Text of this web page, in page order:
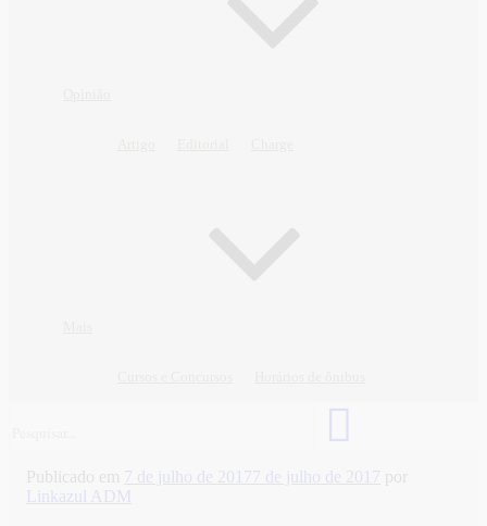
Publicado em 7 de julho de 20177 de julho de 2017 por
Linkazul ADM